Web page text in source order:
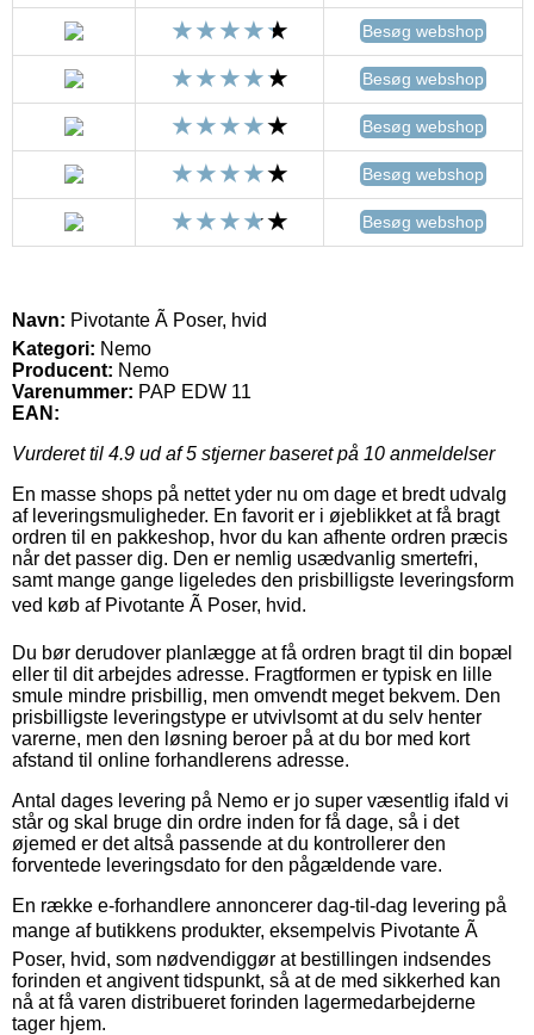
Besøg webshop
Besøg webshop
Besøg webshop
Besøg webshop
Besøg webshop
Navn: Pivotante Ã Poser, hvid
Kategori: Nemo
Producent: Nemo
Varenummer: PAP EDW 11
EAN:
Vurderet til 4.9 ud af 5 stjerner baseret på 10 anmeldelser
En masse shops på nettet yder nu om dage et bredt udvalg
af leveringsmuligheder. En favorit er i øjeblikket at få bragt
ordren til en pakkeshop, hvor du kan afhente ordren præcis
når det passer dig. Den er nemlig usædvanlig smertefri,
samt mange gange ligeledes den prisbilligste leveringsform
ved køb af Pivotante Ã Poser, hvid.
Du bør derudover planlægge at få ordren bragt til din bopæl
eller til dit arbejdes adresse. Fragtformen er typisk en lille
smule mindre prisbillig, men omvendt meget bekvem. Den
prisbilligste leveringstype er utvivlsomt at du selv henter
varerne, men den løsning beroer på at du bor med kort
afstand til online forhandlerens adresse.
Antal dages levering på Nemo er jo super væsentlig ifald vi
står og skal bruge din ordre inden for få dage, så i det
øjemed er det altså passende at du kontrollerer den
forventede leveringsdato for den pågældende vare.
En række e-forhandlere annoncerer dag-til-dag levering på
mange af butikkens produkter, eksempelvis Pivotante Ã
Poser, hvid, som nødvendiggør at bestillingen indsendes
forinden et angivent tidspunkt, så at de med sikkerhed kan
nå at få varen distribueret forinden lagermedarbejderne
tager hjem.